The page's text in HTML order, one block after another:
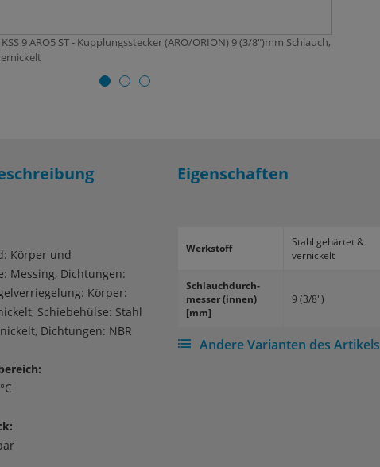
9 ARO5 ST - Kupplungsstecker (ARO/ORION) 9 (3/8")mm Schlauch,
Körper und
Messing, Dichtungen:
Körper:
Schiebehülse: Stahl
Dichtungen: NBR
Eigenschaften
Werk­stoff
Stahl ge­här­tet &
ver­ni­ckelt
Schlauch­durch­
mes­ser (innen)
[mm]
9 (3/8")
Andere Varianten des Artikels